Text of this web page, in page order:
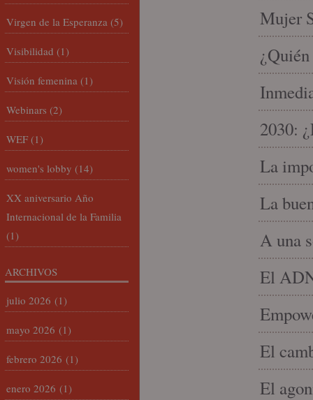
Mujer
2030:
La
La
A una
El
El
El
Virgen de la Esperanza (5)
Visibilidad (1)
Visión femenina (1)
Webinars (2)
WEF (1)
women's lobby (14)
XX aniversario Año
Internacional de la Familia
(1)
ARCHIVOS
julio 2026 (1)
mayo 2026 (1)
febrero 2026 (1)
enero 2026 (1)